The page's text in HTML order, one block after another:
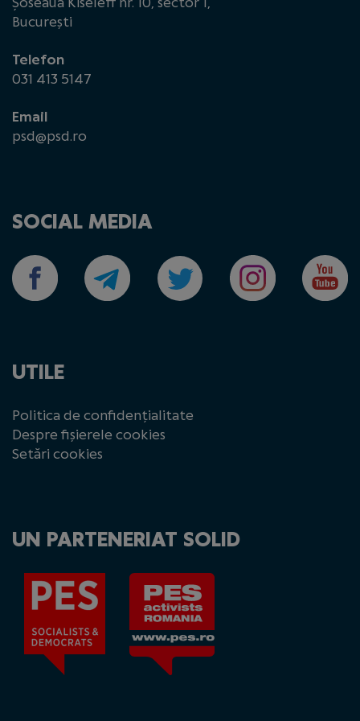
București
Telefon
031 413 5147
Email
psd@psd.ro
SOCIAL MEDIA
UTILE
Politica de confidențialitate
Despre fișierele cookies
Setări cookies
UN PARTENERIAT SOLID